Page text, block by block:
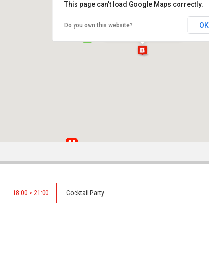
Micia gioielli d'argento
This page can't load Google Maps correctly.
Do you own this website? OK
18:00 > 21:00 Cocktail Party